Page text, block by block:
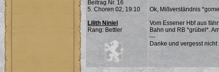
Beitrag Nr. 16
5. Choren 02, 19:10
Lilith Niniel
Rang: Bettler
Ok, Mißverständnis
Vom Essener Hbf aus
Bahn und RB *grübel*.
---
Danke und vergesst